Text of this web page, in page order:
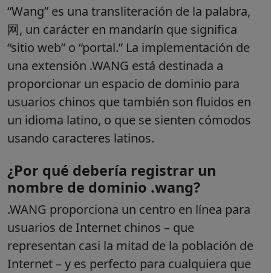
“Wang” es una transliteración de la palabra,
网, un carácter en mandarín que significa
“sitio web” o “portal.” La implementación de
una extensión .WANG está destinada a
proporcionar un espacio de dominio para
usuarios chinos que también son fluidos en
un idioma latino, o que se sienten cómodos
usando caracteres latinos.
¿Por qué debería registrar un
nombre de dominio .wang?
.WANG proporciona un centro en línea para
usuarios de Internet chinos – que
representan casi la mitad de la población de
Internet – y es perfecto para cualquiera que